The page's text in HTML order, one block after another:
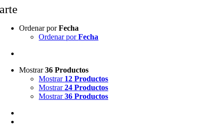
arte
Ordenar porFecha
Ordenar porFecha
Mostrar36 Productos
Mostrar 12 Productos
Mostrar24 Productos
Mostrar36 Productos